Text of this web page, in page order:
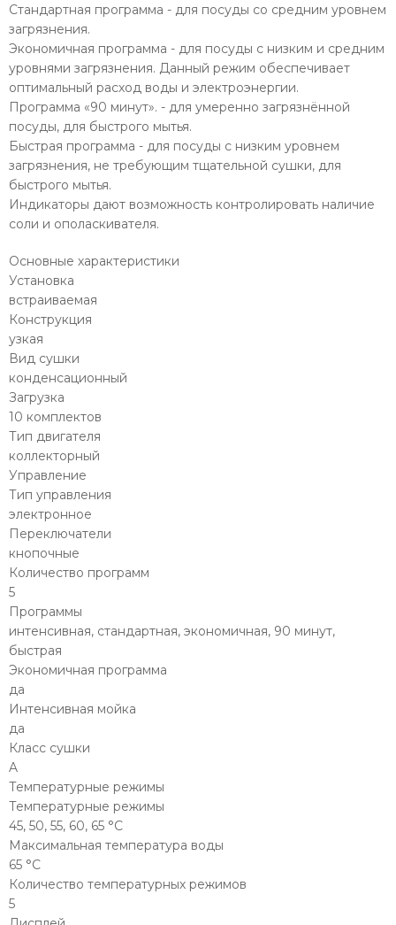
Стандартная программа - для посуды со средним уровнем
загрязнения.
Экономичная программа - для посуды с низким и средним
уровнями загрязнения. Данный режим обеспечивает
оптимальный расход воды и электроэнергии.
Программа «90 минут». - для умеренно загрязнённой
посуды, для быстрого мытья.
Быстрая программа - для посуды с низким уровнем
загрязнения, не требующим тщательной сушки, для
быстрого мытья.
Индикаторы дают возможность контролировать наличие
соли и ополаскивателя.
Основные характеристики
Установка
встраиваемая
Конструкция
узкая
Вид сушки
конденсационный
Загрузка
10 комплектов
Тип двигателя
коллекторный
Управление
Тип управления
электронное
Переключатели
кнопочные
Количество программ
5
Программы
интенсивная, стандартная, экономичная, 90 минут,
быстрая
Экономичная программа
да
Интенсивная мойка
да
Класс сушки
A
Температурные режимы
Температурные режимы
45, 50, 55, 60, 65 °С
Максимальная температура воды
65 °С
Количество температурных режимов
5